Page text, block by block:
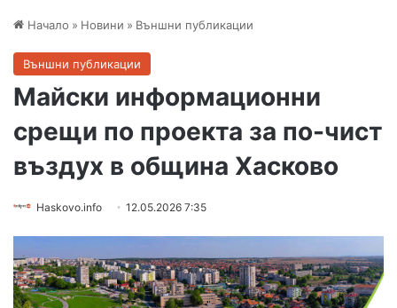
Начало » Новини » Външни публикации
Външни публикации
Майски информационни
срещи по проекта за по-чист
въздух в община Хасково
Haskovo.info 12.05.2026 7:35